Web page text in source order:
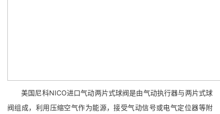
美国尼科NICO进口气动两片式球阀是由气动执行器与两片式球
阀组成，利用压缩空气作为能源，接受气动信号或电气定位器等附